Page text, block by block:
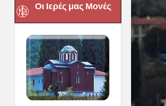
Οι Ιερές μας Μονές